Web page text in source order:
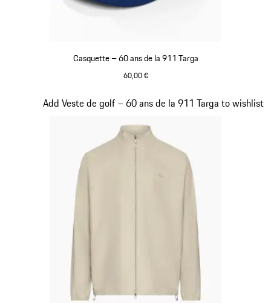
Casquette – 60 ans de la 911 Targa
60,00 €
Add Veste de golf – 60 ans de la 911 Targa to wishlist
Diapositive 7 sur 20